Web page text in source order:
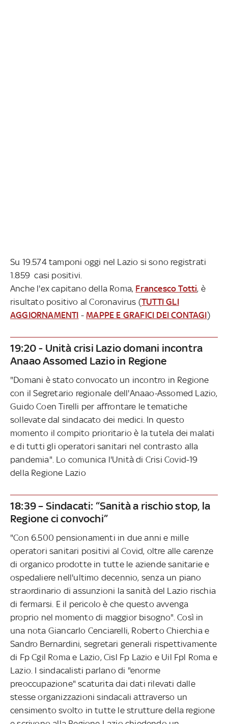
Su 19.574 tamponi oggi nel Lazio si sono registrati
1.859 casi positivi.
Anche l'ex capitano della Roma, Francesco Totti, è
risultato positivo al Coronavirus (TUTTI GLI
AGGIORNAMENTI -MAPPE E GRAFICI DEI CONTAGI)
19:20 - Unità crisi Lazio domani incontra
Anaao Assomed Lazio in Regione
"Domani è stato convocato un incontro in Regione
con il Segretario regionale dell'Anaao-Assomed Lazio,
Guido Coen Tirelli per affrontare le tematiche
sollevate dal sindacato dei medici. In questo
momento il compito prioritario è la tutela dei malati
e di tutti gli operatori sanitari nel contrasto alla
pandemia". Lo comunica l'Unità di Crisi Covid-19
della Regione Lazio
18:39 – Sindacati: “Sanità a rischio stop, la
Regione ci convochi”
"Con 6.500 pensionamenti in due anni e mille
operatori sanitari positivi al Covid, oltre alle carenze
di organico prodotte in tutte le aziende sanitarie e
ospedaliere nell'ultimo decennio, senza un piano
straordinario di assunzioni la sanità del Lazio rischia
di fermarsi. E il pericolo è che questo avvenga
proprio nel momento di maggior bisogno". Così in
una nota Giancarlo Cenciarelli, Roberto Chierchia e
Sandro Bernardini, segretari generali rispettivamente
di Fp Cgil Roma e Lazio, Cisl Fp Lazio e Uil Fpl Roma e
Lazio. I sindacalisti parlano di "enorme
preoccupazione" scaturita dai dati rilevati dalle
stesse organizzazioni sindacali attraverso un
censimento svolto in tutte le strutture della regione